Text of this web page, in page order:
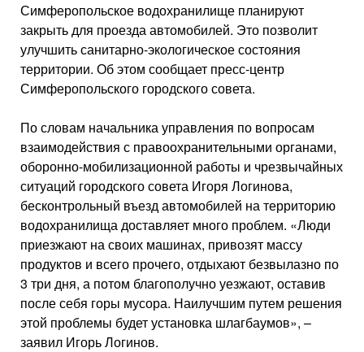
Симферопольское водохранилище планируют
закрыть для проезда автомобилей. Это позволит
улучшить санитарно-экологическое состояния
территории. Об этом сообщает пресс-центр
Симферопольского городского совета.
По словам начальника управления по вопросам
взаимодействия с правоохранительными органами,
оборонно-мобилизационной работы и чрезвычайных
ситуаций городского совета Игоря Логинова,
бесконтрольный въезд автомобилей на территорию
водохранилища доставляет много проблем. «Люди
приезжают на своих машинах, привозят массу
продуктов и всего прочего, отдыхают безвылазно по
3 три дня, а потом благополучно уезжают, оставив
после себя горы мусора. Наилучшим путем решения
этой проблемы будет установка шлагбаумов», –
заявил Игорь Логинов.